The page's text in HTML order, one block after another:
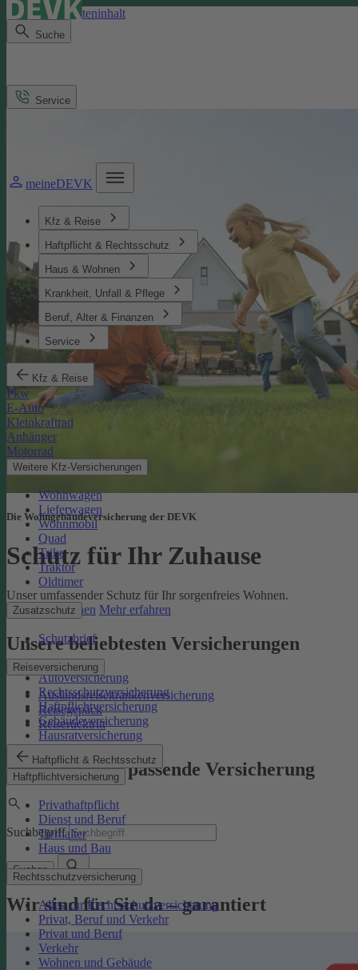
Direkt zum Seiteninhalt
Suche
meineDEVK
Kfz & Reise
Haftpflicht & Rechtsschutz
Haus & Wohnen
Krankheit, Unfall & Pflege
Beruf, Alter & Finanzen
Service
Kfz & Reise
Pkw
E-Auto
Kleinkraftrad
Anhänger
Motorrad
Weitere Kfz-Versicherungen
Wohnwagen
Lieferwagen
Wohnmobil
Quad
Trike
Traktor
Oldtimer
Zusatzschutz
Schutzbrief
Reiseversicherung
Auslandsreisekrankenversicherung
Reisegepäck
Reiserücktritt
Haftpflicht & Rechtsschutz
Haftpflichtversicherung
Privathaftpflicht
Dienst und Beruf
Tierhalter
Haus und Bau
Rechtsschutzversicherung
Alles zur Rechtsschutzversicherung
Privat, Beruf und Verkehr
Privat und Beruf
Verkehr
Wohnen und Gebäude
Service
Die Wohngebäudeversicherung der DEVK
Schutz für Ihr Zuhause
Unser umfassender Schutz für Ihr sorgenfreies Wohnen.
Online berechnen Mehr erfahren
Unsere beliebtesten Versicherungen
Autoversicherung
Rechtsschutzversicherung
Haftpflichtversicherung
Gebäudeversicherung
Hausratversicherung
Finden Sie die passende Versicherung
Suchbegriff
Suchen
Wir sind für Sie da – garantiert